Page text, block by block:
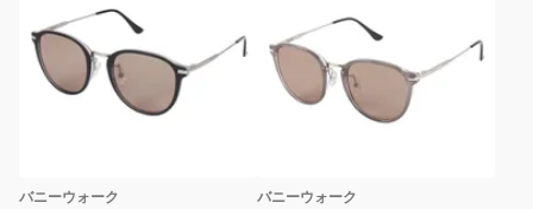
バニーウォーク バニーウォーク